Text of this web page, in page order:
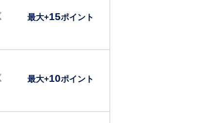
最大+15ポイント
最大+10ポイント